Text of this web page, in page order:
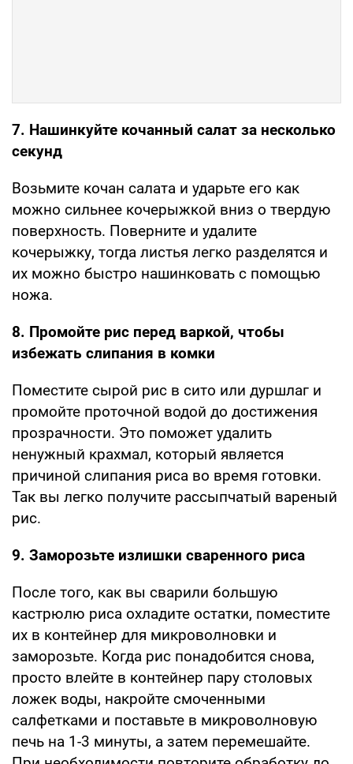
7. Нашинкуйте кочанный салат за несколько
секунд
Возьмите кочан салата и ударьте его как
можно сильнее кочерыжкой вниз о твердую
поверхность. Поверните и удалите
кочерыжку, тогда листья легко разделятся и
их можно быстро нашинковать с помощью
ножа.
8. Промойте рис перед варкой, чтобы
избежать слипания в комки
Поместите сырой рис в сито или дуршлаг и
промойте проточной водой до достижения
прозрачности. Это поможет удалить
ненужный крахмал, который является
причиной слипания риса во время готовки.
Так вы легко получите рассыпчатый вареный
рис.
9. Заморозьте излишки сваренного риса
После того, как вы сварили большую
кастрюлю риса охладите остатки, поместите
их в контейнер для микроволновки и
заморозьте. Когда рис понадобится снова,
просто влейте в контейнер пару столовых
ложек воды, накройте смоченными
салфетками и поставьте в микроволновую
печь на 1-3 минуты, а затем перемешайте.